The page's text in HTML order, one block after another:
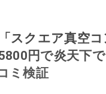
スクエア真空コ
円で炎天下
ミ検証